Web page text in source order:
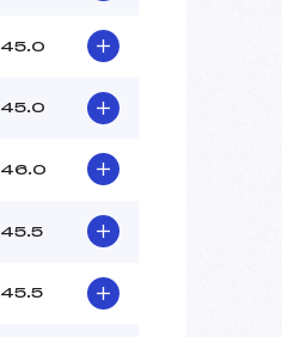
45.0
45.0
46.0
45.5
45.5